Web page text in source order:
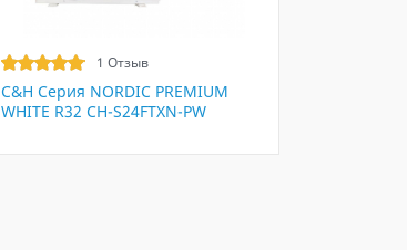
1 Отзыв
C&H Серия NORDIC PREMIUM
WHITE R32 CH-S24FTXN-PW